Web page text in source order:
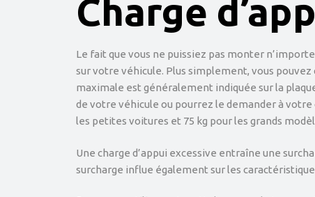
Charge
Le fait que vous ne puissiez pas monter
sur votre véhicule. Plus simplement, vous
maximale est généralement indiquée sur la
de votre véhicule ou pourrez le demander à votre
les petites voitures et 75 kg pour les grands
Une charge d’appui excessive entraîne une
surcharge influe également sur les